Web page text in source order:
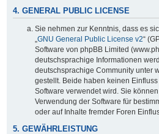
4. GENERAL PUBLIC LICENSE
Sie nehmen zur Kenntnis, dass es
„GNU General Public License v2“
Software von phpBB Limited
deutschsprachige Informationen
deutschsprachige Community unter
gestellt. Beide haben keinen
Software verwendet wird. Sie
Verwendung der Software für
oder auf Inhalte fremder Foren
5. GEWÄHRLEISTUNG